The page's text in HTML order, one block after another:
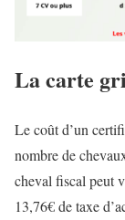
La carte
Le coût d’un
nombre de
cheval fiscal peut
13,76€ de taxe